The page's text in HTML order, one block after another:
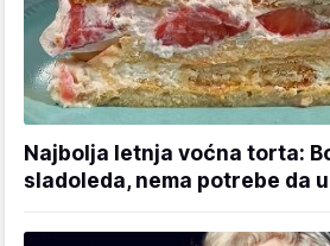
Najbolja letnja voćna torta:
sladoleda, nema potrebe da